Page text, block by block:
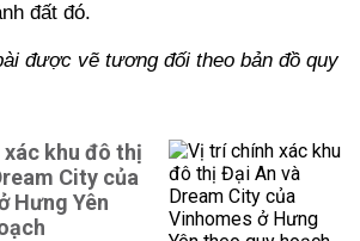
đất đó.
được vẽ tương đối theo bản đồ quy
khu đô thị
City của
Hưng Yên